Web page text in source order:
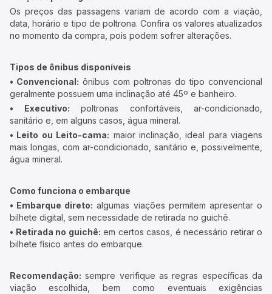
Os preços das passagens variam de acordo com a viação,
data, horário e tipo de poltrona. Confira os valores atualizados
no momento da compra, pois podem sofrer alterações.
Tipos de ônibus disponíveis
• Convencional: ônibus com poltronas do tipo convencional
geralmente possuem uma inclinação até 45º e banheiro.
• Executivo: poltronas confortáveis, ar-condicionado,
sanitário e, em alguns casos, água mineral.
• Leito ou Leito-cama: maior inclinação, ideal para viagens
mais longas, com ar-condicionado, sanitário e, possivelmente,
água mineral.
Como funciona o embarque
• Embarque direto: algumas viações permitem apresentar o
bilhete digital, sem necessidade de retirada no guichê.
• Retirada no guichê: em certos casos, é necessário retirar o
bilhete físico antes do embarque.
Recomendação: sempre verifique as regras específicas da
viação escolhida, bem como eventuais exigências